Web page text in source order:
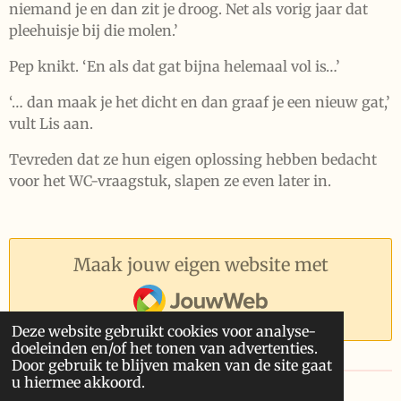
Deze website gebruikt cookies voor analyse-
doeleinden en/of het tonen van advertenties.
Door gebruik te blijven maken van de site gaat
u hiermee akkoord.
niemand je en dan zit je droog. Net als vorig jaar dat
pleehuisje bij die molen.’
Pep knikt. ‘En als dat gat bijna helemaal vol is…’
‘… dan maak je het dicht en dan graaf je een nieuw gat,’
vult Lis aan.
Tevreden dat ze hun eigen oplossing hebben bedacht
voor het WC-vraagstuk, slapen ze even later in.
Maak jouw eigen website met
JouwWeb